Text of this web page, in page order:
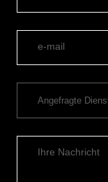
e-mail
Ihre Nachricht